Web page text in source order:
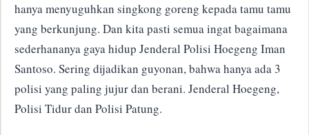
hanya menyuguhkan singkong goreng kepada tamu tamu
yang berkunjung. Dan kita pasti semua ingat bagaimana
sederhananya gaya hidup Jenderal Polisi Hoegeng Iman
Santoso. Sering dijadikan guyonan, bahwa hanya ada 3
polisi yang paling jujur dan berani. Jenderal Hoegeng,
Polisi Tidur dan Polisi Patung.